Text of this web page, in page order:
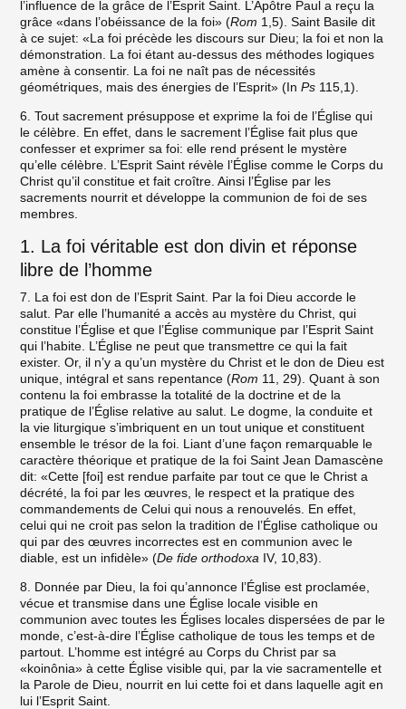
l’influence de la grâce de l’Esprit Saint. L’Apôtre Paul a reçu la
grâce «dans l’obéissance de la foi» (Rom 1,5). Saint Basile dit
à ce sujet: «La foi précède les discours sur Dieu; la foi et non la
démonstration. La foi étant au-dessus des méthodes logiques
amène à consentir. La foi ne naît pas de nécessités
géométriques, mais des énergies de l’Esprit» (InPs 115,1).
6. Tout sacrement présuppose et exprime la foi de l’Église qui
le célèbre. En effet, dans le sacrement l’Église fait plus que
confesser et exprimer sa foi: elle rend présent le mystère
qu’elle célèbre. L’Esprit Saint révèle l’Église comme le Corps du
Christ qu’il constitue et fait croître. Ainsi l’Église par les
sacrements nourrit et développe la communion de foi de ses
membres.
1. La foi véritable est don divin et réponse
libre de l’homme
7. La foi est don de l’Esprit Saint. Par la foi Dieu accorde le
salut. Par elle l’humanité a accès au mystère du Christ, qui
constitue l’Église et que l’Église communique par l’Esprit Saint
qui l’habite. L’Église ne peut que transmettre ce qui la fait
exister. Or, il n’y a qu’un mystère du Christ et le don de Dieu est
unique, intégral et sans repentance (Rom 11, 29). Quant à son
contenu la foi embrasse la totalité de la doctrine et de la
pratique de l’Église relative au salut. Le dogme, la conduite et
la vie liturgique s’imbriquent en un tout unique et constituent
ensemble le trésor de la foi. Liant d’une façon remarquable le
caractère théorique et pratique de la foi Saint Jean Damascène
dit: «Cette [foi] est rendue parfaite par tout ce que le Christ a
décrété, la foi par les œuvres, le respect et la pratique des
commandements de Celui qui nous a renouvelés. En effet,
celui qui ne croit pas selon la tradition de l’Église catholique ou
qui par des œuvres incorrectes est en communion avec le
diable, est un infidèle» (De fide orthodoxa IV, 10,83).
8. Donnée par Dieu, la foi qu’annonce l’Église est proclamée,
vécue et transmise dans une Église locale visible en
communion avec toutes les Églises locales dispersées de par le
monde, c’est-à-dire l’Église catholique de tous les temps et de
partout. L’homme est intégré au Corps du Christ par sa
«koinônia» à cette Église visible qui, par la vie sacramentelle et
la Parole de Dieu, nourrit en lui cette foi et dans laquelle agit en
lui l’Esprit Saint.